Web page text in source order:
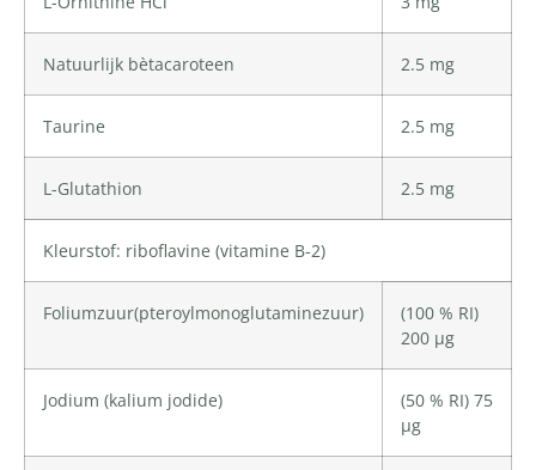
Natuurlijk bètacaroteen 2.5 mg
Taurine 2.5 mg
L-Glutathion 2.5 mg
Kleurstof: riboflavine (vitamine B-2)
Foliumzuur(pteroylmonoglutaminezuur)
(100 % RI)
200 µg
Jodium (kalium jodide)
(50 % RI) 75
µg